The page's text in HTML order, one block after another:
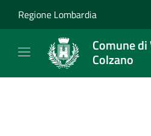
Regione Lombardia
Comune
Colzano